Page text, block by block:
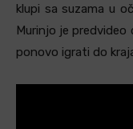
klupi sa suzama u
Murinjo je
ponovo igrati do